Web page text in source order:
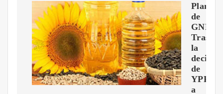
Planta
de
GNL:
Tras
la
de
YPF
a